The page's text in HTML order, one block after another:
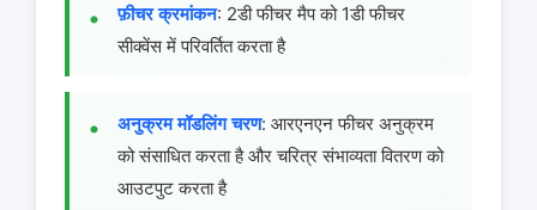
फ़ीचर क्रमांकन: 2डी फीचर मैप को 1डी फीचर
सीक्वेंस में परिवर्तित करता है
अनुक्रम मॉडलिंग चरण: आरएनएन फीचर अनुक्रम
को संसाधित करता है और चरित्र संभाव्यता वितरण को
आउटपुट करता है